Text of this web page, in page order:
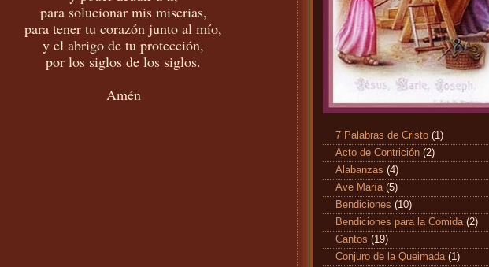
para solucionar mis miserias,
para tener tu corazón junto al mío,
y el abrigo de tu protección,
por los siglos de los siglos.
Amén
7 Palabras de Cristo (1)
Acto de Contrición (2)
Alabanzas (4)
Ave María (5)
Bendiciones (10)
Bendiciones para la Comida (2)
Cantos (19)
Conjuro de la Queimada (1)